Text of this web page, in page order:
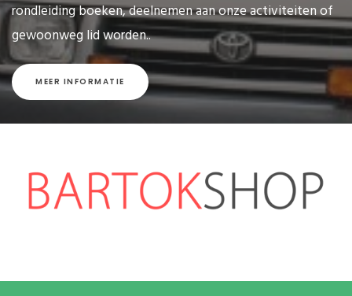
rondleiding boeken, deelnemen aan onze activiteiten of
gewoonweg lid worden..
MEER INFORMATIE